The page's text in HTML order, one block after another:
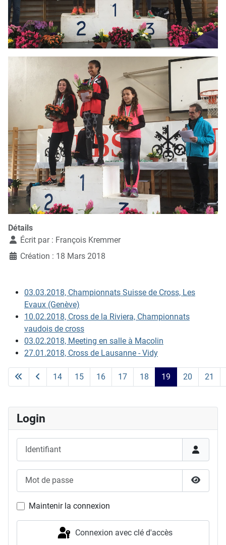
Détails
Écrit par : François Kremmer
Création : 18 Mars 2018
03.03.2018, Championnats Suisse de Cross, Les
Evaux (Genève)
10.02.2018, Cross de la Riviera, Championnats
vaudois de cross
03.02.2018, Meeting en salle à Macolin
27.01.2018, Cross de Lausanne - Vidy
Page 19 sur 24
14 15 16 17 18 19 20 21
Login
Afficher
Maintenir la connexion
Connexion avec clé d'accès